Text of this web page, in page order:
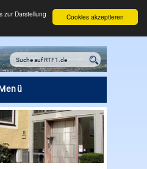
Cookies akzeptieren
zur Darstellung